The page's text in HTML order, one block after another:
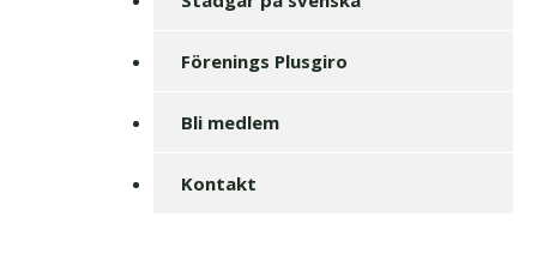
Förenings Plusgiro
Bli medlem
Kontakt